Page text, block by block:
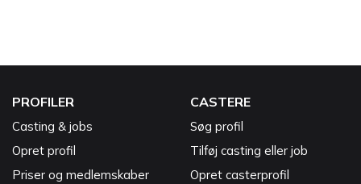
PROFILER
Casting & jobs
Opret profil
Priser og medlemskaber
CASTERE
Søg profil
Tilføj casting eller job
Opret casterprofil